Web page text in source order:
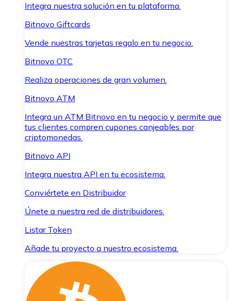
Integra nuestra solución en tu plataforma.
Bitnovo Giftcards
Vende nuestras tarjetas regalo en tu negocio.
Bitnovo OTC
Realiza operaciones de gran volumen.
Bitnovo ATM
Integra un ATM Bitnovo en tu negocio y permite que
tus clientes compren cupones canjeables por
criptomonedas.
Bitnovo API
Integra nuestra API en tu ecosistema.
Conviértete en Distribuidor
Únete a nuestra red de distribuidores.
Listar Token
Añade tu proyecto a nuestro ecosistema.